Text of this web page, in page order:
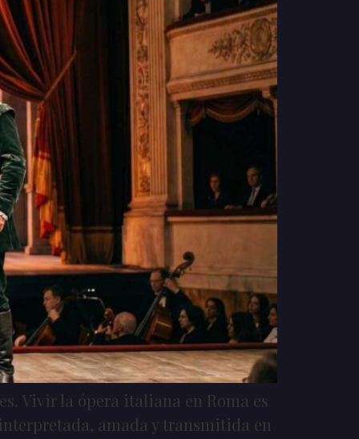
Vivir la ópera italiana en Roma es
amada y transmitida en